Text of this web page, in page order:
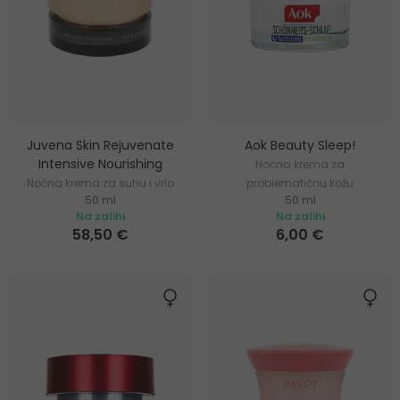
Juvena Skin Rejuvenate
Intensive Nourishing
Noćna krema za suhu i vrlo
suhu kožu
50 ml
Na zalihi
58,50 €
Aok Beauty Sleep!
Noćna krema za
problematičnu kožu
50 ml
Na zalihi
6,00 €